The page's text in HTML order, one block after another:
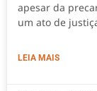
apesar da
um ato de
LEIA MAIS